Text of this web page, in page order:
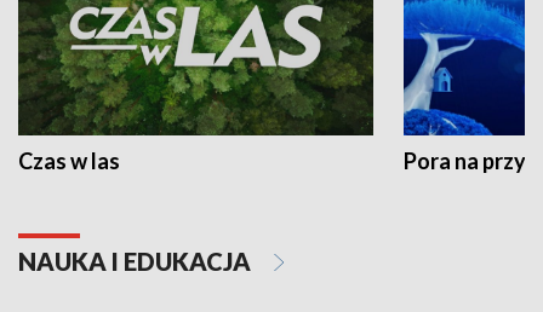
Czas w las Pora na
NAUKA I EDUKACJA